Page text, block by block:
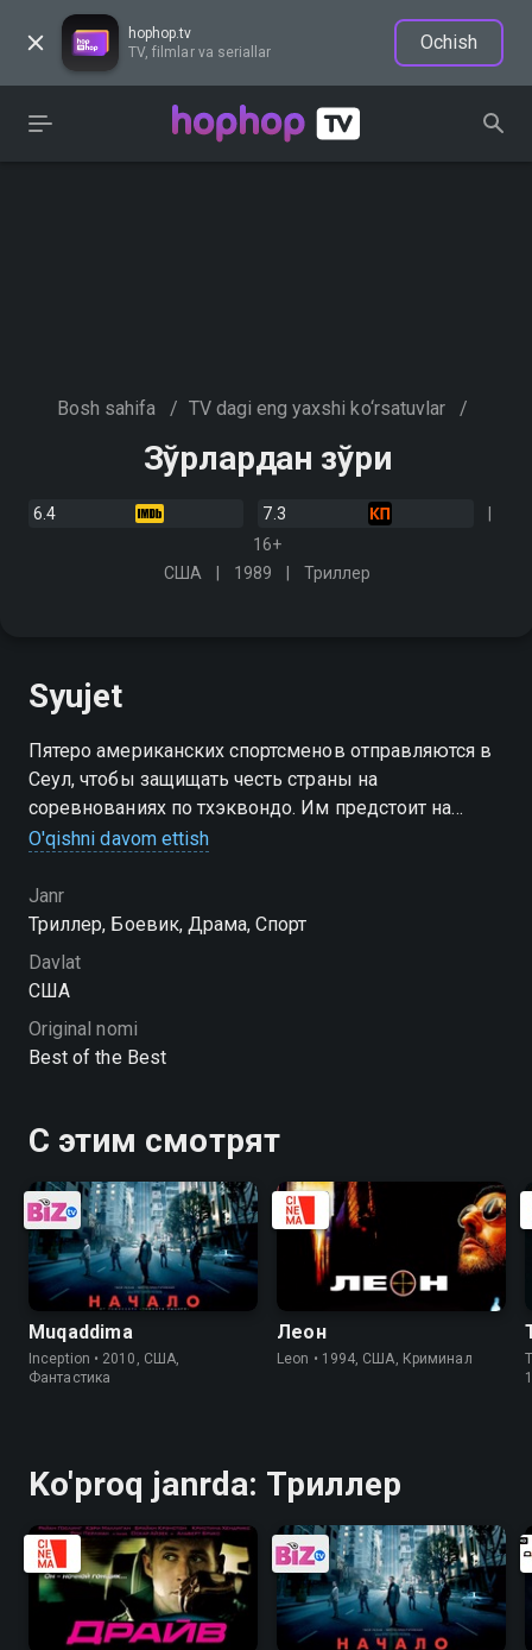
hophop.tv
TV, filmlar va seriallar
Ochish
Bosh sahifa / TV dagi eng yaxshi ko‘rsatuvlar /
Зўрлардан зўри
6.4
7.3
16+
США
1989 Триллер
Syujet
Пятеро американских спортсменов отправляются в
Сеул, чтобы защищать честь страны на
соревнованиях по тхэквондо. Им предстоит на
время забыть обо всех своих разногласиях и
командой…
O'qishni davom ettish
Janr
Триллер, Боевик, Драма, Спорт
Davlat
США
Original nomi
Best of the Best
С этим смотрят
Muqaddima
Inception • 2010, США,
Фантастика
Леон
Leon • 1994, США, Криминал
Ko'proq janrda: Триллер